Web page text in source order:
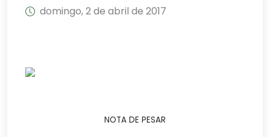
domingo, 2 de abril de 2017
NOTA DE PESAR